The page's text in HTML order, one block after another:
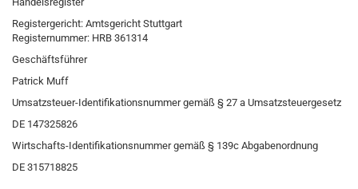
Registergericht: Amtsgericht Stuttgart
Registernummer: HRB 361314
Geschäftsführer
Patrick Muff
Umsatzsteuer-Identifikationsnummer gemäß § 27 a Umsatzsteuergesetz
DE 147325826
Wirtschafts-Identifikationsnummer gemäß § 139c Abgabenordnung
DE 315718825